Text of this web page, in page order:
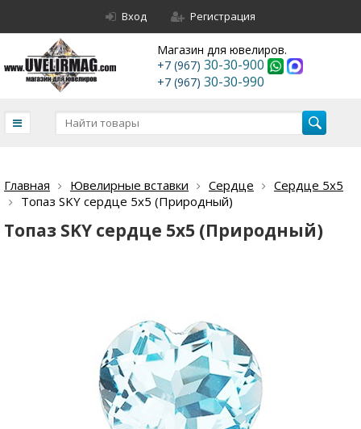
Вход Регистрация
Магазин для ювелиров.
+7 (967) 30-30-900
+7 (967) 30-30-990
Главная Ювелирные вставки Сердце
Сердце 5х5
Топаз SKY сердце 5х5 (Природный)
Топаз SKY сердце 5х5 (Природный)